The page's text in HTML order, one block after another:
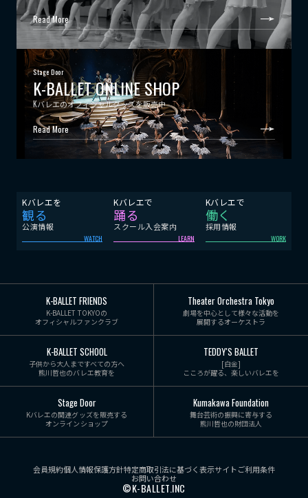
Read More
Stage Door
K-BALLET ONLINE SHOP
Kバレエのオフィシャルグッズを販売中
Read More
Kバレエを
観る
公演情報
WATCH
Kバレエで
踊る
スクール入会案内
LEARN
Kバレエで
働く
採用情報
WORK
K-BALLET FRIENDS
K-BALLET TOKYOの
オフィシャルファンクラブ
Theater Orchestra Tokyo
劇場を中心として様々な活動を
展開するオーケストラ
K-BALLET SCHOOL
子供から大人まですべての方へ
熊川哲也のバレエ教育を
TEDDY'S BALLET
[白金]
こころが躍る、楽しいバレエを
Stage Door
Kバレエの関連グッズを販売する
オンラインショップ
Kumakawa Foundation
舞台芸術の振興に寄与する
熊川哲也の財団法人
会員規約個人情報保護方針特定商取引法に基づく表示サイトご利用条件
お問い合わせ
©K-BALLET.INC